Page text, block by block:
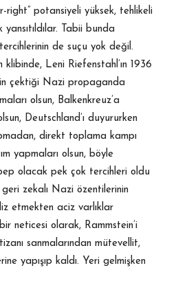
right” potansiyeli yüksek, tehlikeli
Tabii bunda
tercihlerinin de suçu yok değil.
klibinde, Leni Riefenstahl’ın 1936
çektiği Nazi propaganda
olsun, Balkenkreuz’a
Deutschland’ı duyururken
direkt toplama kampı
yapmaları olsun, böyle
olacak pek çok tercihleri oldu
zekalı Nazi özentilerinin
etmekten aciz varlıklar
neticesi olarak, Rammstein’i
sanmalarından mütevellit,
yapışıp kaldı. Yeri gelmişken